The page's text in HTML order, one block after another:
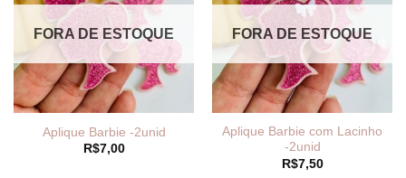
FORA DE ESTOQUE
Aplique Barbie -2unid
R$7,00
FORA DE ESTOQUE
Aplique Barbie com Lacinho
-2unid
R$7,50